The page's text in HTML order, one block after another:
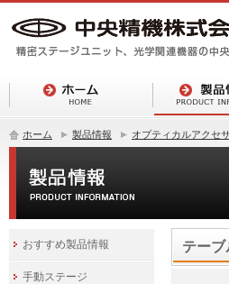
ホーム 製品情報 オプティカルアクセ
テーブ
おすすめ製品情報
手動ステージ